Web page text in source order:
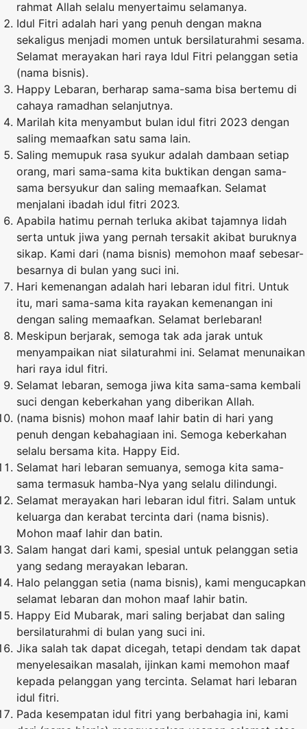
rahmat Allah selalu menyertaimu selamanya.
Idul Fitri adalah hari yang penuh dengan makna
sekaligus menjadi momen untuk bersilaturahmi sesama.
Selamat merayakan hari raya Idul Fitri pelanggan setia
(nama bisnis).
Happy Lebaran, berharap sama-sama bisa bertemu di
cahaya ramadhan selanjutnya.
Marilah kita menyambut bulan idul fitri 2023 dengan
saling memaafkan satu sama lain.
Saling memupuk rasa syukur adalah dambaan setiap
orang, mari sama-sama kita buktikan dengan sama-
sama bersyukur dan saling memaafkan. Selamat
menjalani ibadah idul fitri 2023.
Apabila hatimu pernah terluka akibat tajamnya lidah
serta untuk jiwa yang pernah tersakit akibat buruknya
sikap. Kami dari (nama bisnis) memohon maaf sebesar-
besarnya di bulan yang suci ini.
Hari kemenangan adalah hari lebaran idul fitri. Untuk
itu, mari sama-sama kita rayakan kemenangan ini
dengan saling memaafkan. Selamat berlebaran!
Meskipun berjarak, semoga tak ada jarak untuk
menyampaikan niat silaturahmi ini. Selamat menunaikan
hari raya idul fitri.
Selamat lebaran, semoga jiwa kita sama-sama kembali
suci dengan keberkahan yang diberikan Allah.
(nama bisnis) mohon maaf lahir batin di hari yang
penuh dengan kebahagiaan ini. Semoga keberkahan
selalu bersama kita. Happy Eid.
Selamat hari lebaran semuanya, semoga kita sama-
sama termasuk hamba-Nya yang selalu dilindungi.
Selamat merayakan hari lebaran idul fitri. Salam untuk
keluarga dan kerabat tercinta dari (nama bisnis).
Mohon maaf lahir dan batin.
Salam hangat dari kami, spesial untuk pelanggan setia
yang sedang merayakan lebaran.
Halo pelanggan setia (nama bisnis), kami mengucapkan
selamat lebaran dan mohon maaf lahir batin.
Happy Eid Mubarak, mari saling berjabat dan saling
bersilaturahmi di bulan yang suci ini.
Jika salah tak dapat dicegah, tetapi dendam tak dapat
menyelesaikan masalah, ijinkan kami memohon maaf
kepada pelanggan yang tercinta. Selamat hari lebaran
idul fitri.
Pada kesempatan idul fitri yang berbahagia ini, kami